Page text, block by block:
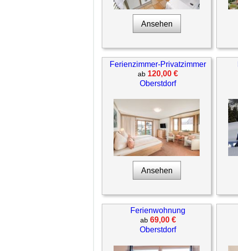
Ansehen
Ferienzimmer-Privatzimmer
ab 120,00 €
Oberstdorf
Ansehen
Ferienwohnung
ab 69,00 €
Oberstdorf